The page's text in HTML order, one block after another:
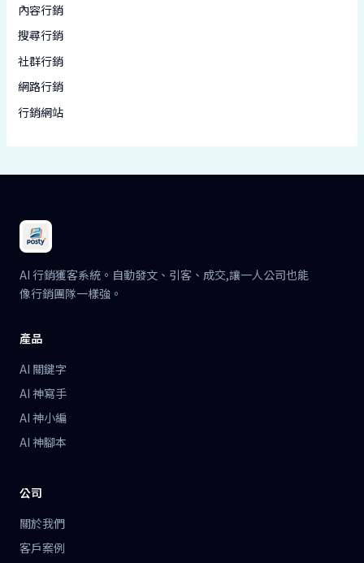
內容行銷
搜尋行銷
社群行銷
網路行銷
行銷網站
AI 行銷獲客系統。自動發文、引客、成交,讓一人公司也能
像行銷團隊一樣強。
產品
AI 關鍵字
AI 神寫手
AI 神小編
AI 神腳本
公司
關於我們
客戶案例